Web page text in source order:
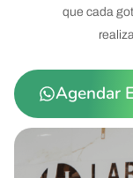
que cada
Agendar